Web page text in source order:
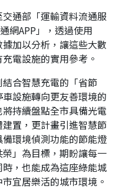
通部「運輸資料流通服
網APP」，透過使用
加以分析，讓這些大數
電設施的實用參考。
合智慧充電的「省節
設施轉向更友善環境的
持續盤點全市具備光電
置，更計畫引進智慧節
環境偵測功能的節能燈
」為目標，期盼讓每一
，也能成為這座綠能城
宜居樂活的城市環境。